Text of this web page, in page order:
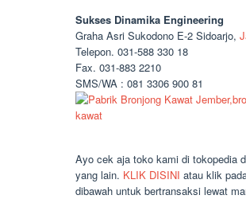
Sukses Dinamika Engineering
Graha Asri Sukodono E-2 Sidoarjo,
Telepon. 031-588 330 18
Fax. 031-883 2210
SMS/WA : 081 3306 900 81
Ayo cek aja toko kami di tokopedia
yang lain. KLIK DISINI atau klik
dibawah untuk bertransaksi lewat